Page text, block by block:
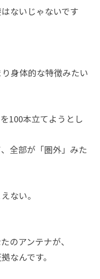
ないじゃないです
身体的な特徴みたい
100本立てようとし
全部が「圏外」みた
ない。
のアンテナが、
なんです。